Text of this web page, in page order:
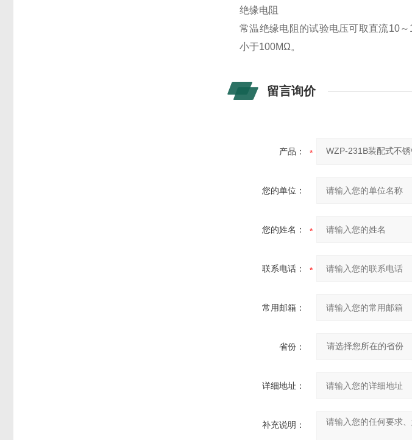
绝缘电阻
常温绝缘电阻的试验电压可取直流10
小于100MΩ。
留言询价
产品：
您的单位：
您的姓名：
联系电话：
常用邮箱：
省份：
详细地址：
补充说明：